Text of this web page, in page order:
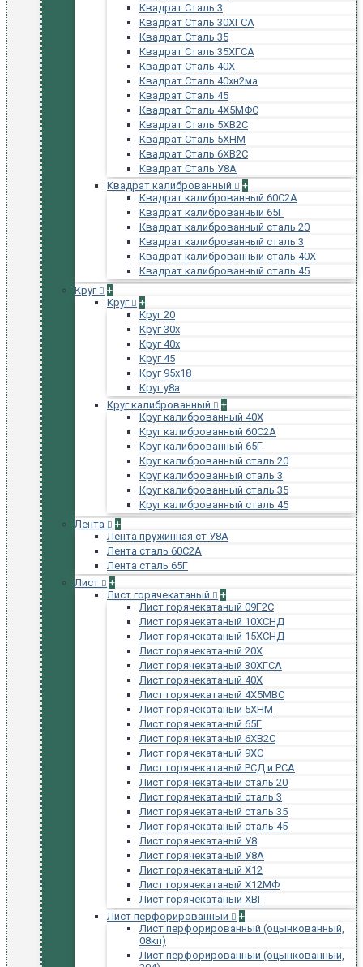
Квадрат Сталь 3
Квадрат Сталь 30ХГСА
Квадрат Сталь 35
Квадрат Сталь 35ХГСА
Квадрат Сталь 40Х
Квадрат Сталь 40хн2ма
Квадрат Сталь 45
Квадрат Сталь 4Х5МФС
Квадрат Сталь 5ХВ2С
Квадрат Сталь 5ХНМ
Квадрат Сталь 6ХВ2С
Квадрат Сталь У8А
Квадрат калиброванный
+
Квадрат калиброванный 60С2А
Квадрат калиброванный 65Г
Квадрат калиброванный сталь 20
Квадрат калиброванный сталь 3
Квадрат калиброванный сталь 40Х
Квадрат калиброванный сталь 45
Круг
+
Круг
+
Круг 20
Круг 30х
Круг 40х
Круг 45
Круг 95х18
Круг у8а
Круг калиброванный
+
Круг калиброванный 40Х
Круг калиброванный 60С2А
Круг калиброванный 65Г
Круг калиброванный сталь 20
Круг калиброванный сталь 3
Круг калиброванный сталь 35
Круг калиброванный сталь 45
Лента
+
Лента пружинная ст У8А
Лента сталь 60С2А
Лента сталь 65Г
Лист
+
Лист горячекатаный
+
Лист горячекатаный 09Г2С
Лист горячекатаный 10ХСНД
Лист горячекатаный 15ХСНД
Лист горячекатаный 20Х
Лист горячекатаный 30ХГСА
Лист горячекатаный 40Х
Лист горячекатаный 4Х5МВС
Лист горячекатаный 5ХНМ
Лист горячекатаный 65Г
Лист горячекатаный 6ХВ2С
Лист горячекатаный 9ХС
Лист горячекатаный РСД и РСА
Лист горячекатаный сталь 20
Лист горячекатаный сталь 3
Лист горячекатаный сталь 35
Лист горячекатаный сталь 45
Лист горячекатаный У8
Лист горячекатаный У8А
Лист горячекатаный Х12
Лист горячекатаный Х12МФ
Лист горячекатаный ХВГ
Лист перфорированный
+
Лист перфорированный (оцынкованный,
08кп)
Лист перфорированный (оцынкованный,